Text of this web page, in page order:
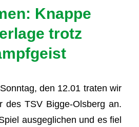
Knappe
trotz
den 12.01 traten wir
des TSV Bigge-Olsberg an.
ausgeglichen und es fiel